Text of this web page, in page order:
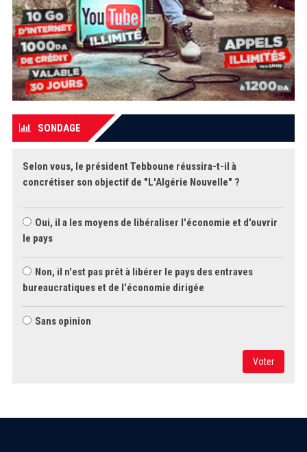
SONDAGE
Selon vous, le président Tebboune réussira-t-il à
concrétiser son objectif de "L'Algérie Nouvelle" ?
Oui, il a les moyens de libéraliser l'économie et d'ouvrir
le pays
Non, il n'est pas prêt à libérer le pays des entraves
bureaucratiques et de l'économie dirigée
Sans opinion
Voter